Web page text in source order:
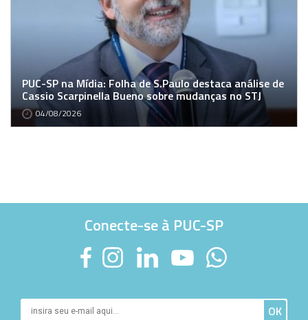
PUC-SP na Mídia: Folha de S.Paulo destaca análise de
Cassio Scarpinella Bueno sobre mudanças no STJ
04/08/2026
Conecte-se à PUC-SP